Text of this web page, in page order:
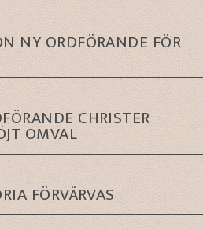
NY ORDFÖRANDE FÖR
CHRISTER
OMVAL
FÖRVÄRVAS